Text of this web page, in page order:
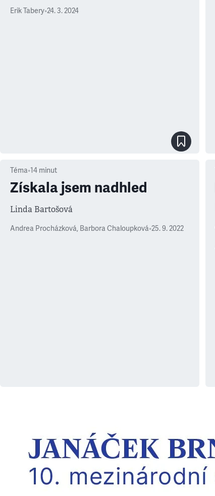
Erik Tabery•24. 3. 2024
Téma•14 minut
Získala jsem nadhled
Linda Bartošová
Andrea Procházková, Barbora Chaloupková•25. 9. 2022